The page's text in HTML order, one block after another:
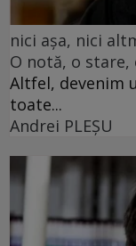
nici așa, nici
O notă, o stare,
Altfel, devenim
toate...
Andrei PLEŞU